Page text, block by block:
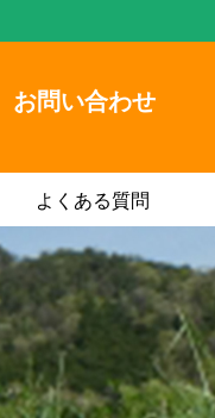
お問い合わせ
よくある質問